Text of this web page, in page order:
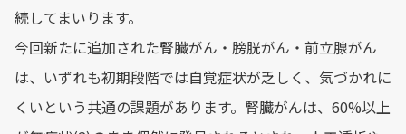
続してまいります。
今回新たに追加された腎臓がん・膀胱がん・前立腺がん
は、いずれも初期段階では自覚症状が乏しく、気づかれに
くいという共通の課題があります。腎臓がんは、60%以上